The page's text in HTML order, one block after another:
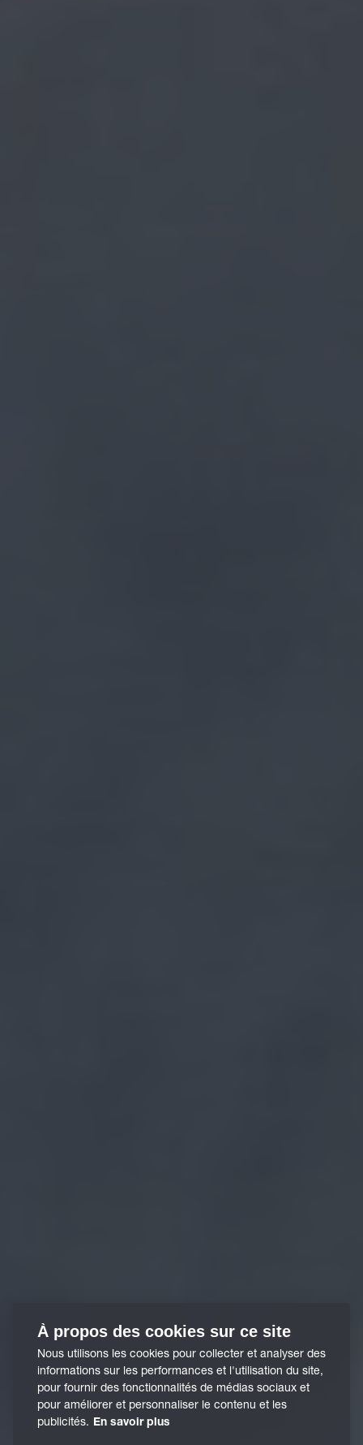
À propos des cookies sur ce site
Nous utilisons les cookies pour collecter et analyser des
informations sur les performances et l'utilisation du site,
pour fournir des fonctionnalités de médias sociaux et
pour améliorer et personnaliser le contenu et les
publicités. En savoir plus